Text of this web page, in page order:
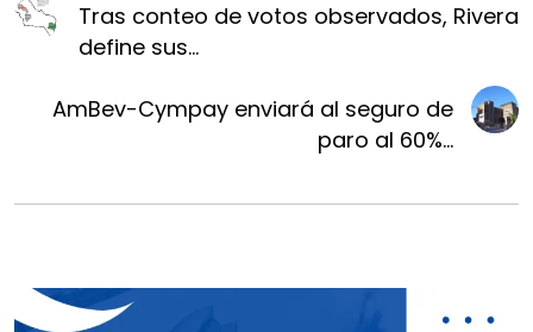
Tras conteo de votos observados, Rivera
define sus...
AmBev-Cympay enviará al seguro de
paro al 60%...